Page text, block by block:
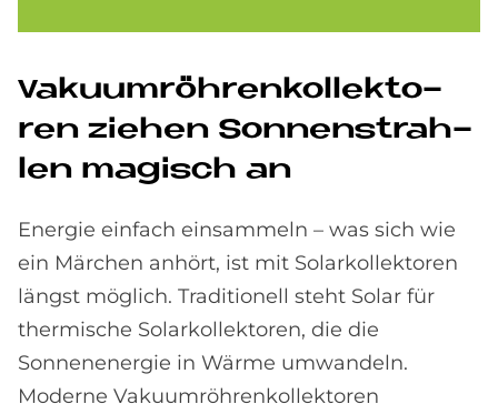
Va­ku­um­röh­ren­kol­lek­to­
ren zie­hen Son­nen­strah­
len ma­gisch an
Energie einfach einsammeln – was sich wie
ein Märchen anhört, ist mit Solarkollektoren
längst möglich. Traditionell steht Solar für
thermische Solarkollektoren, die die
Sonnenenergie in Wärme umwandeln.
Moderne Vakuumröhrenkollektoren